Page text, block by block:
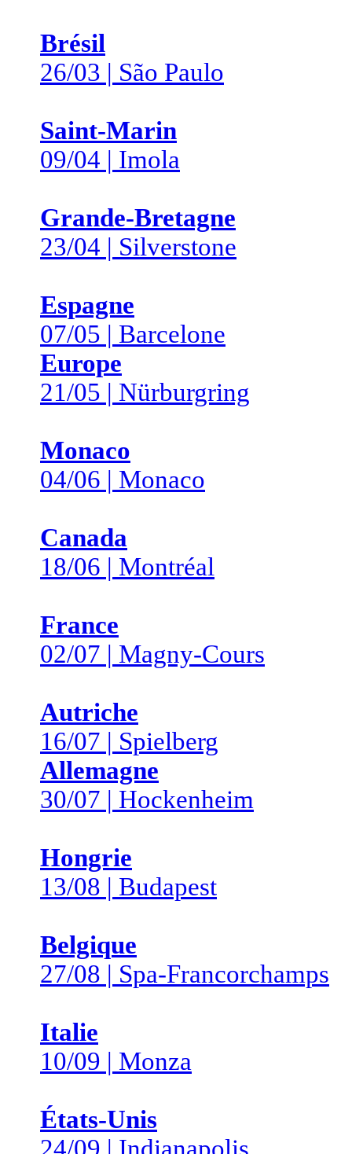
Brésil
26/03 | São Paulo
Saint-Marin
09/04 | Imola
Grande-Bretagne
23/04 | Silverstone
Espagne
07/05 | Barcelone
Europe
21/05 | Nürburgring
Monaco
04/06 | Monaco
Canada
18/06 | Montréal
France
02/07 | Magny-Cours
Autriche
16/07 | Spielberg
Allemagne
30/07 | Hockenheim
Hongrie
13/08 | Budapest
Belgique
27/08 | Spa-Francorchamps
Italie
10/09 | Monza
États-Unis